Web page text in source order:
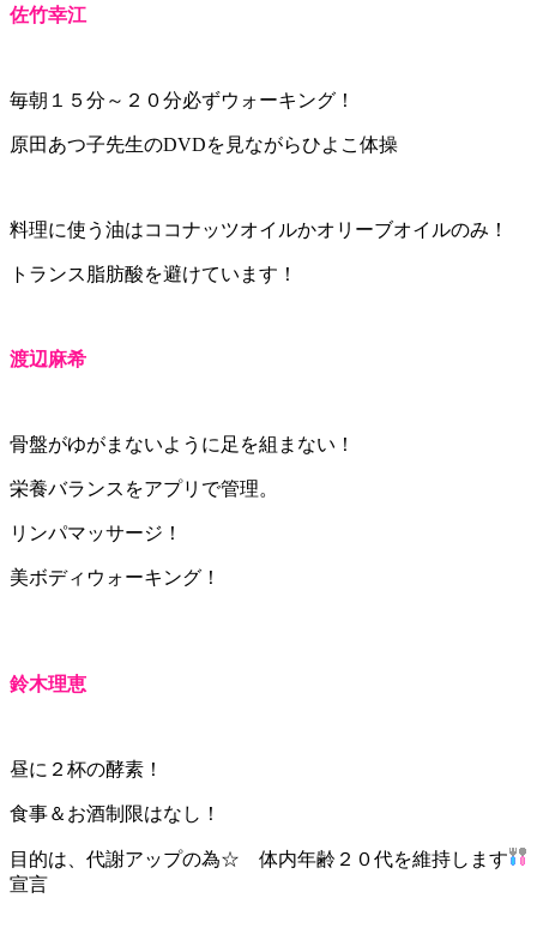
佐竹幸江
毎朝１５分～２０分必ずウォーキング！
原田あつ子先生のDVDを見ながらひよこ体操
料理に使う油はココナッツオイルかオリーブオイルのみ！
トランス脂肪酸を避けています！
渡辺麻希
骨盤がゆがまないように足を組まない！
栄養バランスをアプリで管理。
リンパマッサージ！
美ボディウォーキング！
鈴木理恵
昼に２杯の酵素！
食事＆お酒制限はなし！
目的は、代謝アップの為☆ 体内年齢２０代を維持します
宣言